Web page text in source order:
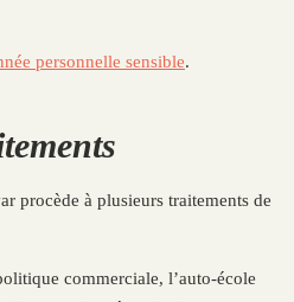
personnelle sensible.
procède à plusieurs traitements de
commerciale, l’auto-école